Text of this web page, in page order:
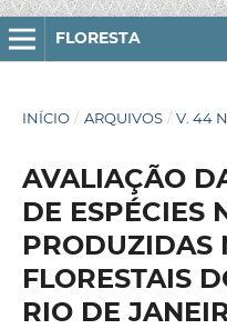
FLORESTA
INÍCIO / ARQUIVOS / V. 44
AVALIAÇÃO
DE ESPÉCIES
PRODUZIDAS
FLORESTAIS
RIO DE